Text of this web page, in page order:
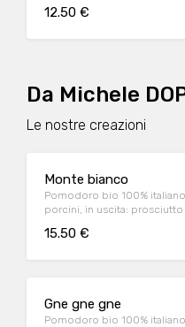
12.50 €
Da Michele
Le nostre creazioni
Monte bianco
Pomodoro bio 100%
porcini, in uscita:
15.50 €
Gne gne gne
Pomodoro bio 100%